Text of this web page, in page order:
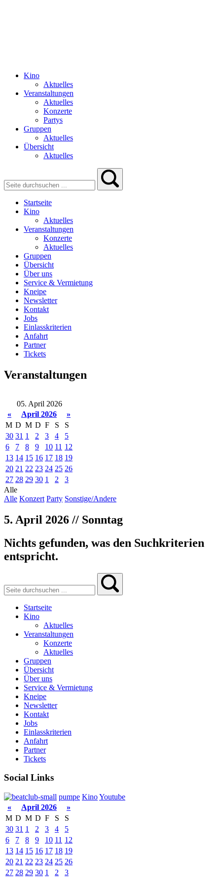
Kino
Aktuelles
Veranstaltungen
Aktuelles
Konzerte
Partys
Gruppen
Aktuelles
Übersicht
Aktuelles
Startseite
Kino
Aktuelles
Veranstaltungen
Konzerte
Aktuelles
Gruppen
Übersicht
Über uns
Service & Vermietung
Kneipe
Newsletter
Kontakt
Jobs
Einlasskriterien
Anfahrt
Partner
Tickets
Veranstaltungen
05. April 2026
«
April 2026
»
M D M D F S
S
30 31 1 2 3 4
5
6
7 8 9 10 11 12
13 14 15 16 17 18 19
20 21 22 23 24 25 26
27 28 29 30 1 2
3
Alle
Alle Konzert Party Sonstige/Andere
5. April 2026 // Sonntag
Nichts gefunden, was den Suchkriterien
entspricht.
Startseite
Kino
Aktuelles
Veranstaltungen
Konzerte
Aktuelles
Gruppen
Übersicht
Über uns
Service & Vermietung
Kneipe
Newsletter
Kontakt
Jobs
Einlasskriterien
Anfahrt
Partner
Tickets
Social Links
pumpe KinoYoutube
«
April 2026
»
M D M D F S
S
30 31 1 2 3 4
5
6
7 8 9 10 11 12
13 14 15 16 17 18 19
20 21 22 23 24 25 26
27 28 29 30 1 2 3